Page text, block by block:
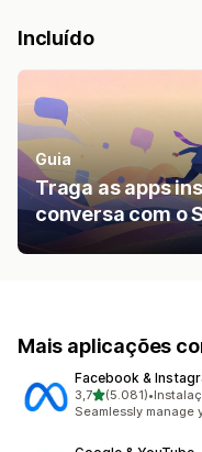
Incluído
Guia
Traga as apps
conversa com o
Mais aplicações
Facebook &
3,7de 5 estrelas
(5.081)
5081 total de•
Seamlessly manage